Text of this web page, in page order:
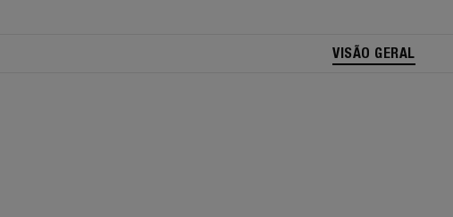
VISÃO GERAL